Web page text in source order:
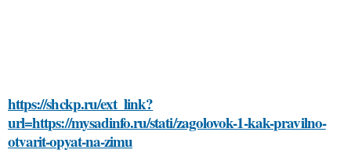
https://shckp.ru/ext_link?
url=https://mysadinfo.ru/stati/zagolovok-1-kak-pravilno-
otvarit-opyat-na-zimu